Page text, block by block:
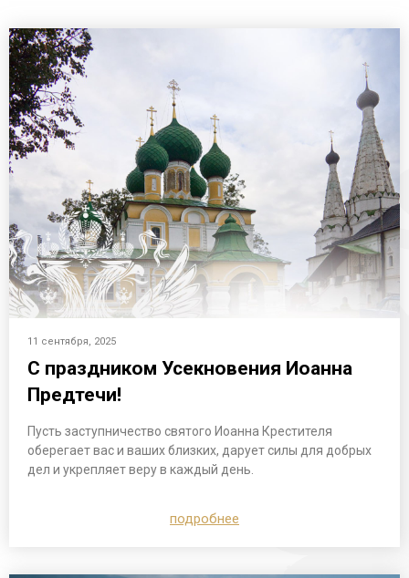
11 сентября, 2025
С праздником Усекновения Иоанна
Предтечи!
Пусть заступничество святого Иоанна Крестителя
оберегает вас и ваших близких, дарует силы для добрых
дел и укрепляет веру в каждый день.
подробнее